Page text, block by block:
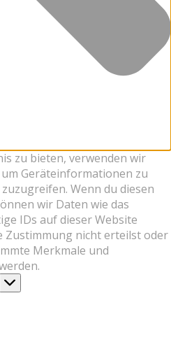
zu bieten, verwenden wir
Geräteinformationen zu
Wenn du diesen
wir Daten wie das
IDs auf dieser Website
Zustimmung nicht erteilst oder
Merkmale und